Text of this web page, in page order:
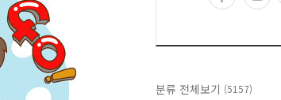
분류 전체보기 (5157)